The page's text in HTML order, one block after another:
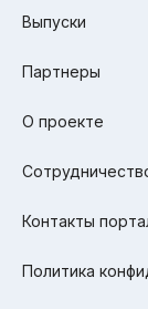
Выпуски
Партнеры
О проекте
Контакты
Политика